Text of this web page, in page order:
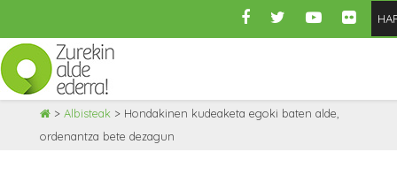
> Albisteak > Hondakinen kudeaketa egoki baten alde,
ordenantza bete dezagun